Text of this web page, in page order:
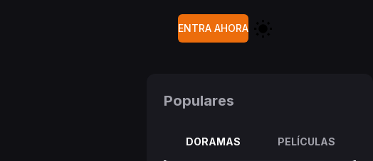
ENTRA AHORA
Populares
DORAMAS PELÍCULAS